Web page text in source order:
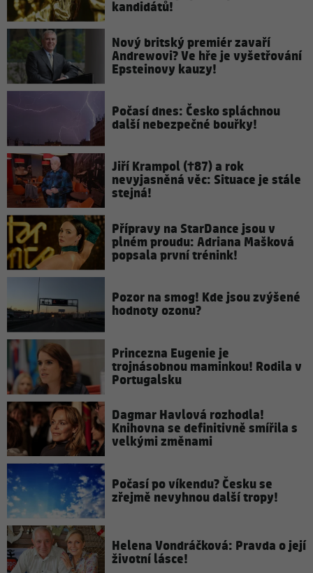
kandidátů!
Nový britský premiér zavaří
Andrewovi? Ve hře je vyšetřování
Epsteinovy kauzy!
Počasí dnes: Česko spláchnou
další nebezpečné bouřky!
Jiří Krampol (†87) a rok
nevyjasněná věc: Situace je stále
stejná!
Přípravy na StarDance jsou v
plném proudu: Adriana Mašková
popsala první trénink!
Pozor na smog! Kde jsou zvýšené
hodnoty ozonu?
Princezna Eugenie je
trojnásobnou maminkou! Rodila v
Portugalsku
Dagmar Havlová rozhodla!
Knihovna se definitivně smířila s
velkými změnami
Počasí po víkendu? Česku se
zřejmě nevyhnou další tropy!
Helena Vondráčková: Pravda o její
životní lásce!